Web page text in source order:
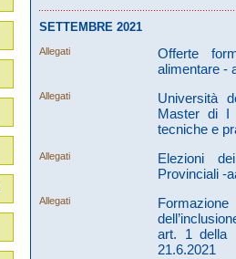
SETTEMBRE 2021
Allegati
Offerte
alimentare -
Allegati
Università
Master di I
tecniche e
Allegati
Elezioni
Provinciali -
Allegati
art. 1 della
21.6.2021